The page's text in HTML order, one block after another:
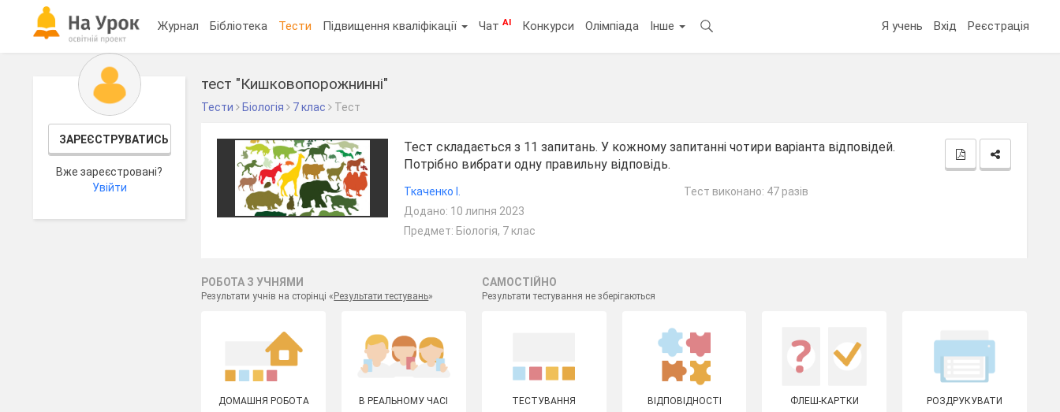
Журнал Бібліотека Тести Підвищення кваліфікації ЧатAI Конкурси Олімпіада Інше Я учень Вхід Реєстрація
ЗАРЕЄСТРУВАТИСЬ
Вже зареєстровані?
Увійти
тест "Кишковопорожнинні"
Тести Біологія 7 клас Тест
Тест складається з 11 запитань. У кожному запитанні чотири варіанта відповідей.
Потрібно вибрати одну правильну відповідь.
Ткаченко І.
Додано: 10 липня 2023
Предмет: Біологія, 7 клас
Тест виконано: 47 разів
РОБОТА З УЧНЯМИ
Результати учнів на сторінці «Результати тестувань»
САМОСТІЙНО
Результати тестування не зберігаються
ДОМАШНЯ РОБОТА В РЕАЛЬНОМУ ЧАСІ ТЕСТУВАННЯ ВІДПОВІДНОСТІ ФЛЕШ-КАРТКИ РОЗДРУКУВАТИ